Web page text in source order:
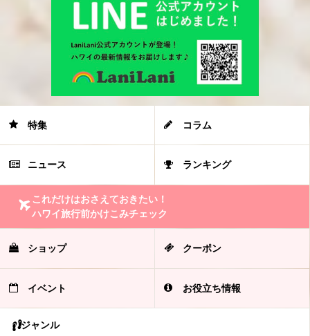
特集 コラム
ニュース ランキング
これだけはおさえておきたい！
ハワイ旅行前かけこみチェック
ショップ クーポン
イベント お役立ち情報
ジャンル